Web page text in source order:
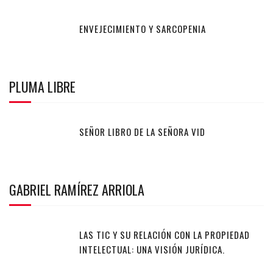
ENVEJECIMIENTO Y SARCOPENIA
PLUMA LIBRE
SEÑOR LIBRO DE LA SEÑORA VID
GABRIEL RAMÍREZ ARRIOLA
LAS TIC Y SU RELACIÓN CON LA PROPIEDAD
INTELECTUAL: UNA VISIÓN JURÍDICA.